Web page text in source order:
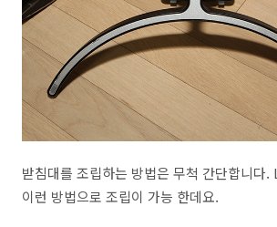
받침대를 조립하는 방법은 무척 간단합니다.
이런 방법으로 조립이 가능 한데요.